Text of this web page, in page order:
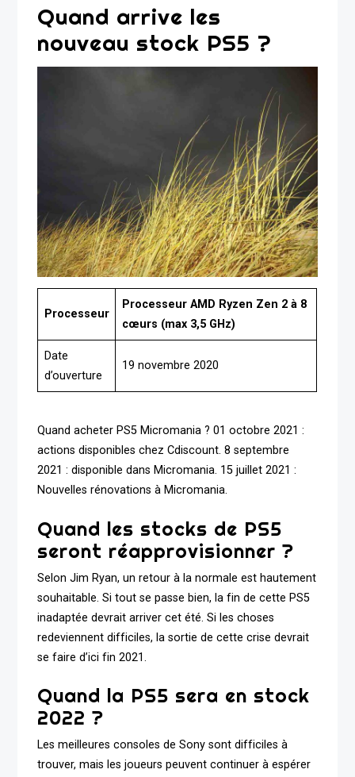
Quand arrive les
nouveau stock PS5 ?
Processeur
Processeur AMD Ryzen Zen 2 à 8
cœurs (max 3,5 GHz)
Date
d’ouverture
19 novembre 2020
Quand acheter PS5 Micromania ? 01 octobre 2021 :
actions disponibles chez Cdiscount. 8 septembre
2021 : disponible dans Micromania. 15 juillet 2021 :
Nouvelles rénovations à Micromania.
Quand les stocks de PS5
seront réapprovisionner ?
Selon Jim Ryan, un retour à la normale est hautement
souhaitable. Si tout se passe bien, la fin de cette PS5
inadaptée devrait arriver cet été. Si les choses
redeviennent difficiles, la sortie de cette crise devrait
se faire d’ici fin 2021.
Quand la PS5 sera en stock
2022 ?
Les meilleures consoles de Sony sont difficiles à
trouver, mais les joueurs peuvent continuer à espérer